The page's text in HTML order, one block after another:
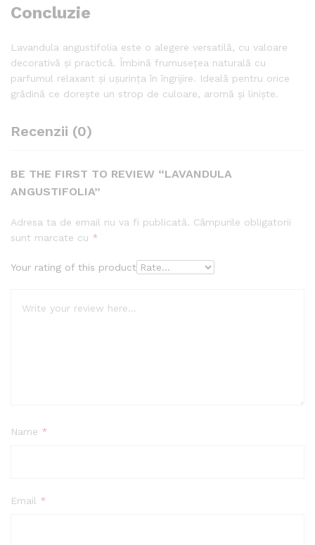
Concluzie
Lavandula angustifolia este o alegere versatilă, cu valoare
decorativă și practică. Îmbină frumusețea naturală cu
parfumul relaxant și ușurința în îngrijire. Ideală pentru orice
grădină ce dorește un strop de culoare, aromă și liniște.
Recenzii (0)
BE THE FIRST TO REVIEW “LAVANDULA
ANGUSTIFOLIA”
Adresa ta de email nu va fi publicată. Câmpurile obligatorii
sunt marcate cu *
Your rating of this product
Name *
Email *